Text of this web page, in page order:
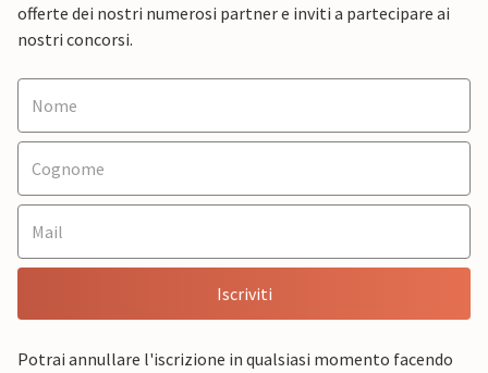
offerte dei nostri numerosi partner e inviti a partecipare ai
nostri concorsi.
Iscriviti
Potrai annullare l'iscrizione in qualsiasi momento facendo